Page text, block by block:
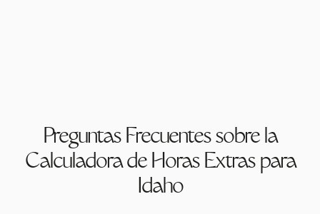
Preguntas Frecuentes sobre la
Calculadora de Horas Extras para
Idaho